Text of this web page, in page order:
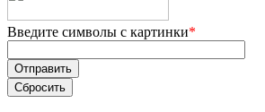
Введите символы с картинки*